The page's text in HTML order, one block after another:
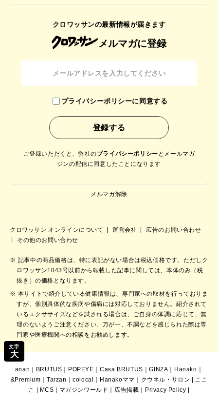
文字
大
クロワッサンの最新情報が届きます
メルマガに登録
プライバシーポリシーに同意する
ご登録いただくと、弊社のプライバシーポリシー と メールマガ
ジンの配信に同意したことになります
メルマガ解除
クロワッサン オンラインについて 運営会社
広告のお問い合わせ
その他のお問い合わせ
記事中の商品価格は、特に表記がない場合は税込価格です。ただしク
ロワッサン1043号以前から転載した記事に関しては、本体のみ（税
抜き）の価格となります。
本サイトで紹介している健康情報は、専門家への取材を行っておりま
すが、個別具体的な疾病や傷病には対応しておりません。紹介されて
いるエクササイズなどを試される場合は、ご自身の体調に応じて、無
理のないようご注意ください。万が一、不調などを感じられた際は専
門家や医療機関への相談をお勧めします。
anan BRUTUS POPEYE ｜Casa BRUTUS ｜GINZA Hanako
&Premium ｜Tarzan ｜colocal Hanakoママ クウネル・サロン
ここ
こ
MCS マガジンワールド 広告掲載 Privacy Policy